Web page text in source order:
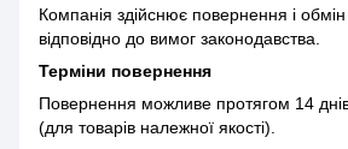
Компанія здійснює повернення і
відповідно до вимог законодавства.
Терміни повернення
Повернення можливе протягом 14
(для товарів належної якості).